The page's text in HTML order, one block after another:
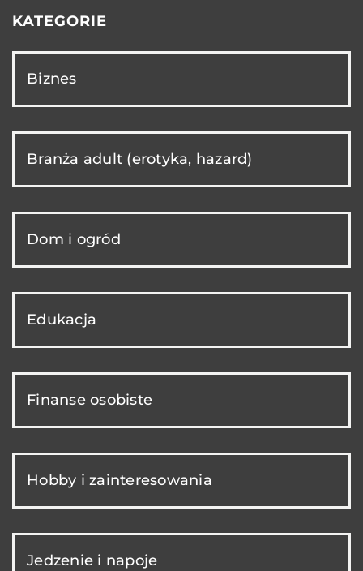
KATEGORIE
Biznes
Branża adult (erotyka, hazard)
Dom i ogród
Edukacja
Finanse osobiste
Hobby i zainteresowania
Jedzenie i napoje